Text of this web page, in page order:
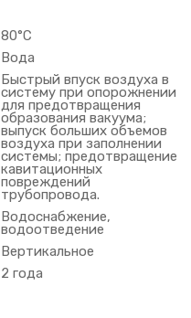
80°C
Вода
Быстрый впуск воздуха в
систему при опорожнении
для предотвращения
образования вакуума;
выпуск больших объемов
воздуха при заполнении
системы; предотвращение
кавитационных
повреждений
трубопровода.
Водоснабжение,
водоотведение
Вертикальное
2 года